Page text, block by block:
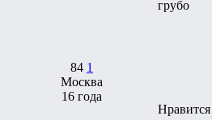
84 1
Москва
16 года
грубо
Нравится